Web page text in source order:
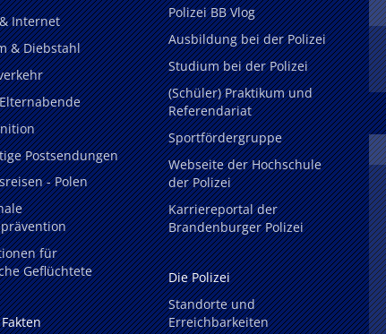
Internet
& Diebstahl
Postsendungen
- Polen
für
Geflüchtete
Polizei BB Vlog
Ausbildung bei der Polizei
Studium bei der Polizei
(Schüler) Praktikum und
Referendariat
Sportfördergruppe
Webseite der Hochschule
der Polizei
Karriereportal der
Brandenburger Polizei
Die Polizei
Standorte und
Erreichbarkeiten